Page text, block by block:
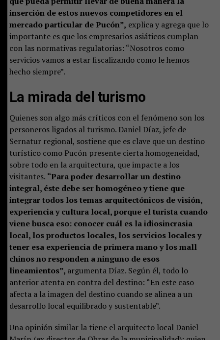
inserción de estos nuevos competidores en el
mercado particular de Pucón”, explica y agrega que lo
importante es que los empresarios asiáticos cumplan
con las normativas regulatorias: “Nosotros como
servicios vamos a estar fiscalizando como le hemos
hecho siempre”.
La mirada del turismo
Quienes son algo más críticos con el fenómeno son los
personeros ligados al turismo. Daniel Díaz, jefe de
Sernatur regional, sostiene que es clave que un destino
turístico como Pucón presente cierta homogeneidad,
sobre todo en la arquitectura, que impacte a los
visitantes. “Para poder desarrollar un destino
integral, éste debe ser homogéneo y tiene que
integrar todos los temas arquitectónicos de visión,
experiencia y cultura local, porque el turista cuando
viene busca eso: conocer cuál es la idiosincrasia
local, los productos locales, los servicios locales y
tener esa experiencia de primera mano y los mall
chinos no responden a ninguno de esos
lineamientos”, argumenta Díaz. Según él, todo lo
anterior atenta en contra del destino: “En este caso
afecta a la imagen del destino cuando se alinea a un
desarrollo local equilibrado y sustentable”.
Una opinión similar la tiene el arquitecto local Daniel